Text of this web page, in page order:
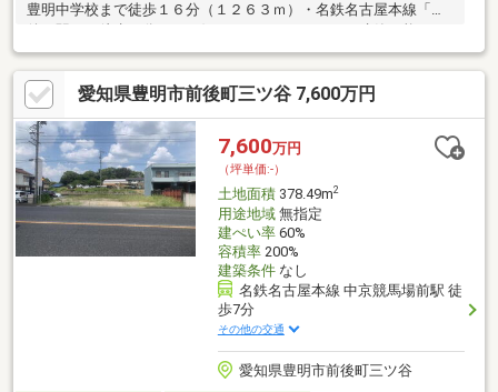
豊明中学校まで徒歩１６分（１２６３ｍ）・名鉄名古屋本線「前
愛知県豊明市前後町三ツ谷 7,600万円
7,600万円
（坪単価:-）
土地面積378.49m2
用途地域無指定
建ぺい率60%
容積率200%
建築条件なし
名鉄名古屋本線 中京競馬場前駅 徒
歩7分
その他の交通
愛知県豊明市前後町三ツ谷